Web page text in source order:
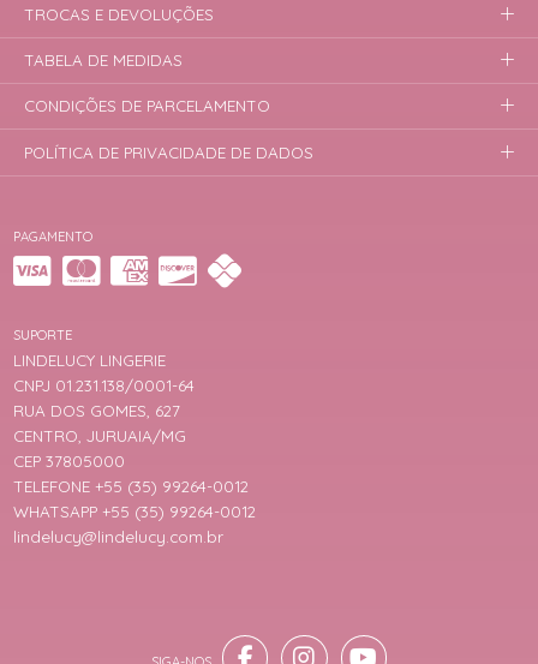
PAGAMENTO
SUPORTE
LINDELUCY LINGERIE
CNPJ 01.231.138/0001-64
RUA DOS GOMES, 627
CENTRO, JURUAIA/MG
CEP 37805000
TELEFONE +55 (35) 99264-0012
WHATSAPP +55 (35) 99264-0012
lindelucy@lindelucy.com.br
TROCAS E DEVOLUÇÕES
TABELA DE MEDIDAS
CONDIÇÕES DE PARCELAMENTO
POLÍTICA DE PRIVACIDADE DE DADOS